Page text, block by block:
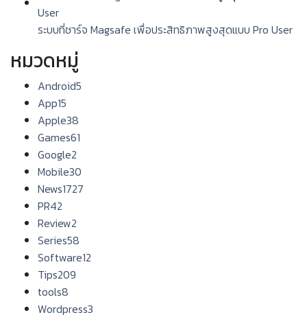
ระบบที่ชาร์จ Magsafe เพื่อประสิทธิภาพสูงสุดแบบ Pro User
หมวดหมู่
Android5
App15
Apple38
Games61
Google2
Mobile30
News1727
PR42
Review2
Series58
Software12
Tips209
tools8
Wordpress3